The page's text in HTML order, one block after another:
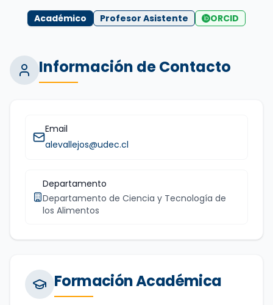
Académico Profesor Asistente ORCID
Información de Contacto
Email
alevallejos@udec.cl
Departamento
Departamento de Ciencia y Tecnología de
los Alimentos
Formación Académica